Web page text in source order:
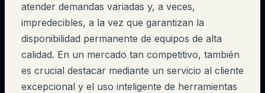
atender demandas variadas y, a veces,
impredecibles, a la vez que garantizan la
disponibilidad permanente de equipos de alta
calidad. En un mercado tan competitivo, también
es crucial destacar mediante un servicio al cliente
excepcional y el uso inteligente de herramientas